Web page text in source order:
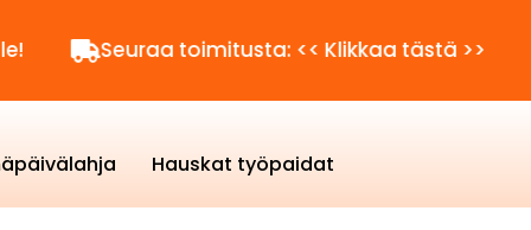
Seuraa toimitusta: << Klikkaa tästä >>
Hauskat työpaidat